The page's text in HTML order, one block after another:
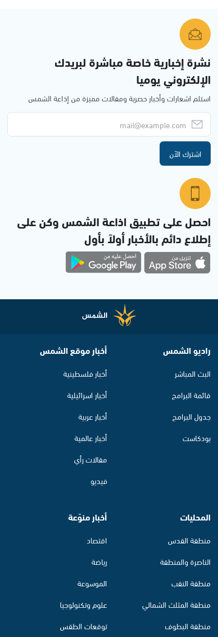
نشرة إخبارية خاصة مباشرة لبريدك
الإلكتروني يوميا
استلم اشعارات وأخبار حصرية ومقالات مميزة من إذاعة الشمس
اشترك الآن
احصل على تطبيق اذاعة الشمس وكن على
إطلاع دائم بالأخبار أولاً بأول
راديو الشمس
البث المباشر
قائمة البرامج
جدول البرامج
بودكاست
أخبار موقع الشمس
أخبار فلسطينية
أخبار اسرائيلية
أخبار عربية
أخبار عالمية
مقالات رأي
فيديو
المحليات
منطقة القدس
الناصرة والمنطقة
منطقة النقب
منطقة المثلث الشمالي
منطقة البطوف
أخبار منوّعة
اقتصاد
رياضة
الموسوعة
علوم وتكنولوجيا
توقعات الطقس